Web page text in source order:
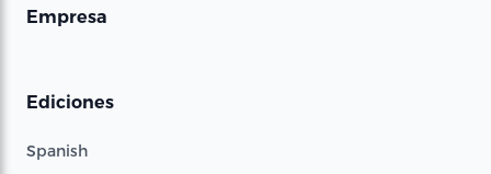
Empresa
Ediciones
Spanish